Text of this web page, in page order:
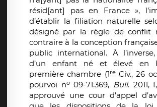
résid[ant] pas en France »,
d’établir la filiation naturelle
désigné par la règle de conflit
contraire à la conception
public international. À l’inverse,
d’un enfant né et élevé en
première chambre (1reCiv., 26
pourvoi no09-71.369, Bull. 2011,
approuvé une cour d’appel